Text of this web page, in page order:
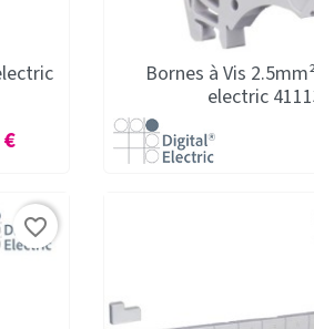
Bornes à Vis
electric
favorite_border